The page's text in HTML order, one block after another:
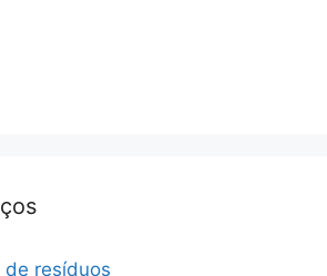
de resíduos